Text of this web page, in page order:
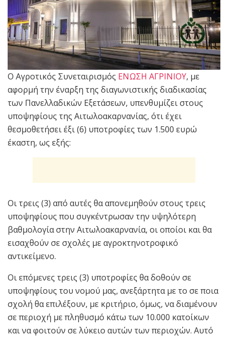
Ο Αγροτικός Συνεταιρισμός ΕΝΩΣΗ ΑΓΡΙΝΙΟΥ, με
αφορμή την έναρξη της διαγωνιστικής διαδικασίας
των Πανελλαδικών Εξετάσεων, υπενθυμίζει στους
υποψηφίους της Αιτωλοακαρνανίας, ότι έχει
θεσμοθετήσει έξι (6) υποτροφίες των 1.500 ευρώ
έκαστη, ως εξής:
Οι τρεις (3) από αυτές θα απονεμηθούν στους τρεις
υποψηφίους που συγκέντρωσαν την υψηλότερη
βαθμολογία στην Αιτωλοακαρνανία, οι οποίοι και θα
εισαχθούν σε σχολές με αγροκτηνοτροφικό
αντικείμενο.
Οι επόμενες τρεις (3) υποτροφίες θα δοθούν σε
υποψηφίους του νομού μας, ανεξάρτητα με το σε ποια
σχολή θα επιλέξουν, με κριτήριο, όμως, να διαμένουν
σε περιοχή με πληθυσμό κάτω των 10.000 κατοίκων
και να φοιτούν σε λύκειο αυτών των περιοχών. Αυτό